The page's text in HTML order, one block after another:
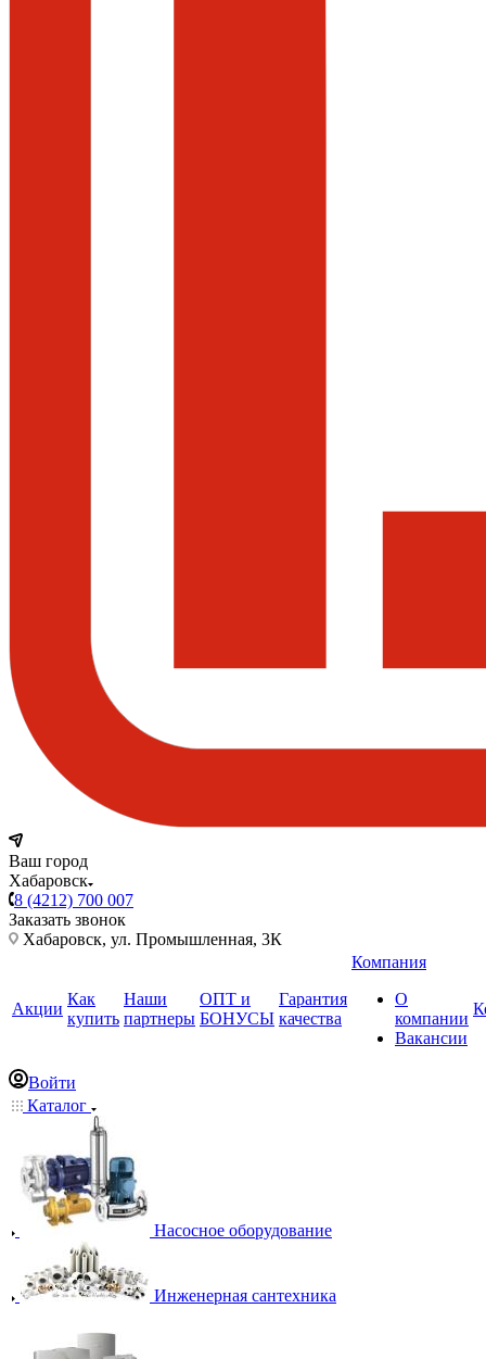
Ваш город
Хабаровск
8 (4212) 700 007
Заказать звонок
Хабаровск, ул. Промышленная, 3К
Акции
Как
купить
Наши
партнеры
ОПТ и
БОНУСЫ
Гарантия
качества
Компания
О
компании
Вакансии
Войти
Каталог
Насосное оборудование
Инженерная сантехника